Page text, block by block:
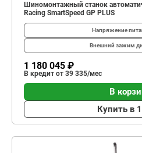
Шиномонтажный станок
Racing SmartSpeed GP PLUS
Напряжение
Внешний зажим
1 180 045 ₽
В кредит от 39 335/мес
В
Купить в